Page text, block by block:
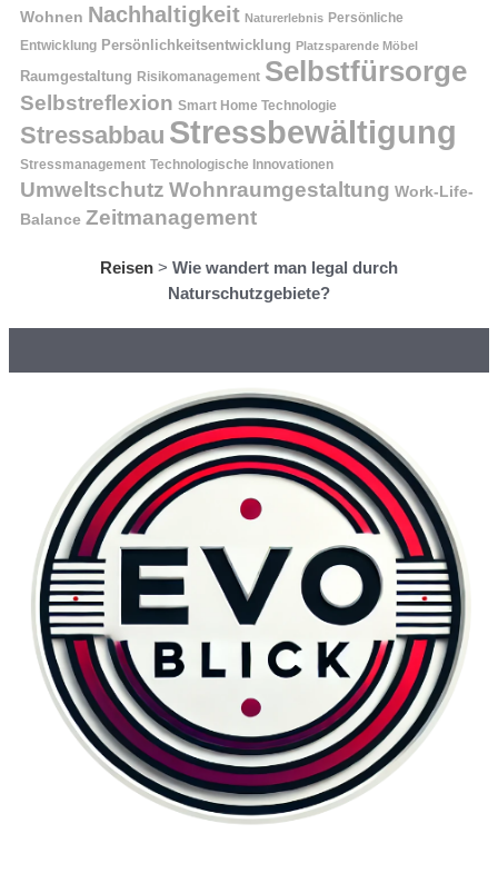
Wohnen Nachhaltigkeit Naturerlebnis Persönliche
Entwicklung Persönlichkeitsentwicklung Platzsparende Möbel
Raumgestaltung Risikomanagement Selbstfürsorge
Selbstreflexion Smart Home Technologie
Stressabbau Stressbewältigung
Stressmanagement Technologische Innovationen
Umweltschutz Wohnraumgestaltung Work-Life-
Balance Zeitmanagement
Reisen > Wie wandert man legal durch
Naturschutzgebiete?